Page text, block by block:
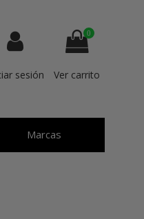
sesión
0
Ver carrito
Marcas